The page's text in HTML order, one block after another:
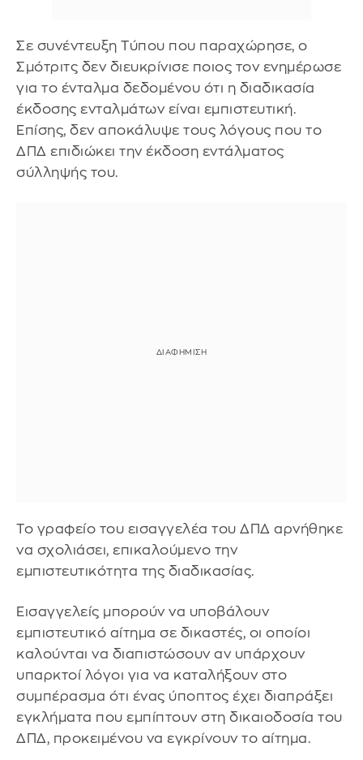
Σε συνέντευξη Τύπου που παραχώρησε, ο
Σμότριτς δεν διευκρίνισε ποιος τον ενημέρωσε
για το ένταλμα δεδομένου ότι η διαδικασία
έκδοσης ενταλμάτων είναι εμπιστευτική.
Επίσης, δεν αποκάλυψε τους λόγους που το
ΔΠΔ επιδιώκει την έκδοση εντάλματος
σύλληψής του.
Το γραφείο του εισαγγελέα του ΔΠΔ αρνήθηκε
να σχολιάσει, επικαλούμενο την
εμπιστευτικότητα της διαδικασίας.
Εισαγγελείς μπορούν να υποβάλουν
εμπιστευτικό αίτημα σε δικαστές, οι οποίοι
καλούνται να διαπιστώσουν αν υπάρχουν
υπαρκτοί λόγοι για να καταλήξουν στο
συμπέρασμα ότι ένας ύποπτος έχει διαπράξει
εγκλήματα που εμπίπτουν στη δικαιοδοσία του
ΔΠΔ, προκειμένου να εγκρίνουν το αίτημα.